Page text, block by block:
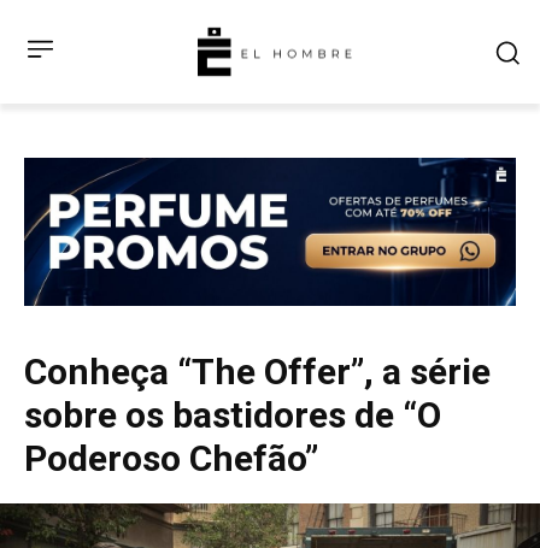
Conheça “The Offer”, a série
sobre os bastidores de “O
Poderoso Chefão”